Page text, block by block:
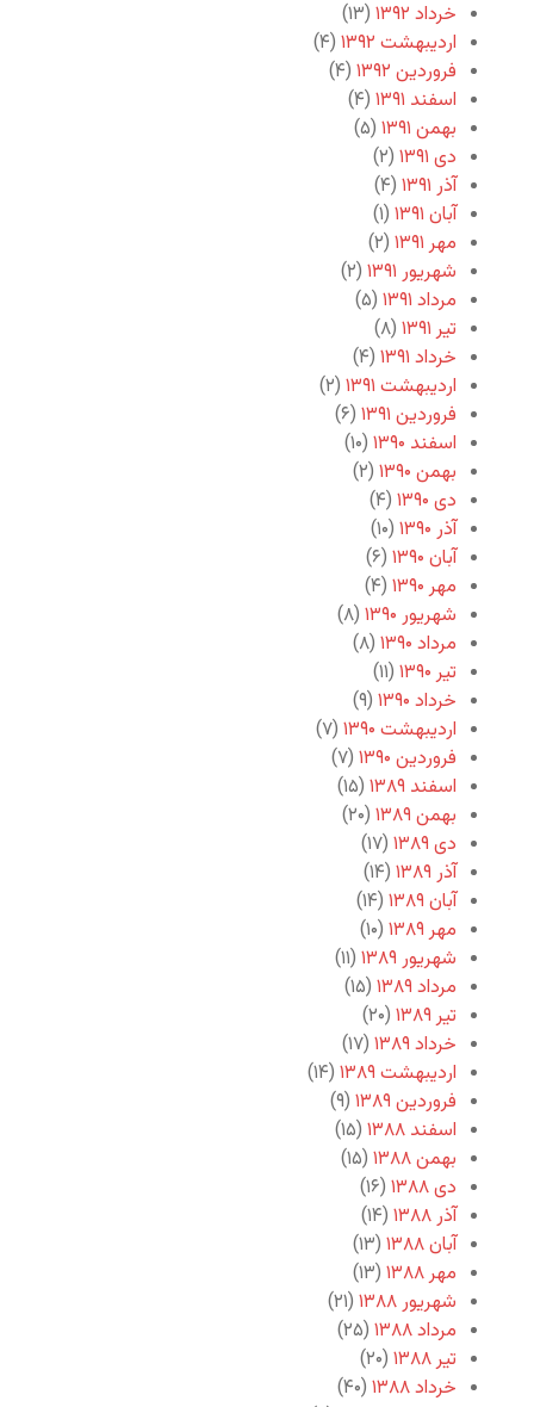
خرداد ۱۳۹۲
(۱۳)
اردیبهشت ۱۳۹۲
(۴)
فروردین ۱۳۹۲
(۴)
اسفند ۱۳۹۱
(۴)
بهمن ۱۳۹۱
(۵)
دی ۱۳۹۱
(۲)
آذر ۱۳۹۱
(۴)
آبان ۱۳۹۱
(۱)
مهر ۱۳۹۱
(۲)
شهریور ۱۳۹۱
(۲)
مرداد ۱۳۹۱
(۵)
تیر ۱۳۹۱
(۸)
خرداد ۱۳۹۱
(۴)
اردیبهشت ۱۳۹۱
(۲)
فروردین ۱۳۹۱
(۶)
اسفند ۱۳۹۰
(۱۰)
بهمن ۱۳۹۰
(۲)
دی ۱۳۹۰
(۴)
آذر ۱۳۹۰
(۱۰)
آبان ۱۳۹۰
(۶)
مهر ۱۳۹۰
(۴)
شهریور ۱۳۹۰
(۸)
مرداد ۱۳۹۰
(۸)
تیر ۱۳۹۰
(۱۱)
خرداد ۱۳۹۰
(۹)
اردیبهشت ۱۳۹۰
(۷)
فروردین ۱۳۹۰
(۷)
اسفند ۱۳۸۹
(۱۵)
بهمن ۱۳۸۹
(۲۰)
دی ۱۳۸۹
(۱۷)
آذر ۱۳۸۹
(۱۴)
آبان ۱۳۸۹
(۱۴)
مهر ۱۳۸۹
(۱۰)
شهریور ۱۳۸۹
(۱۱)
مرداد ۱۳۸۹
(۱۵)
تیر ۱۳۸۹
(۲۰)
خرداد ۱۳۸۹
(۱۷)
اردیبهشت ۱۳۸۹
(۱۴)
فروردین ۱۳۸۹
(۹)
اسفند ۱۳۸۸
(۱۵)
بهمن ۱۳۸۸
(۱۵)
دی ۱۳۸۸
(۱۶)
آذر ۱۳۸۸
(۱۴)
آبان ۱۳۸۸
(۱۳)
مهر ۱۳۸۸
(۱۳)
شهریور ۱۳۸۸
(۲۱)
مرداد ۱۳۸۸
(۲۵)
تیر ۱۳۸۸
(۲۰)
خرداد ۱۳۸۸
(۴۰)